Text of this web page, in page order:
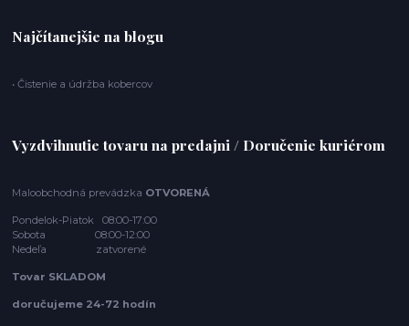
Najčítanejšie na blogu
• Čistenie a údržba kobercov
Vyzdvihnutie tovaru na predajni / Doručenie kuriérom
Maloobchodná prevádzka OTVORENÁ
Pondelok-Piatok 08:00-17:00
Sobota 08:00-12:00
Nedeľa zatvorené
Tovar SKLADOM
doručujeme 24-72 hodín